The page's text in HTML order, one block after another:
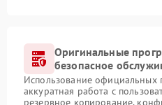
Оригинальные
безопасное
Использование официальных
аккуратная работа с
резервное копирование,